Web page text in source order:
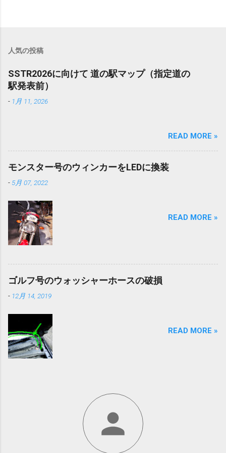
人気の投稿
SSTR2026に向けて 道の駅マップ（指定道の
駅発表前）
- 1月 11, 2026
READ MORE »
モンスター号のウィンカーをLEDに換装
- 5月 07, 2022
READ MORE »
ゴルフ号のウォッシャーホースの破損
- 12月 14, 2019
READ MORE »